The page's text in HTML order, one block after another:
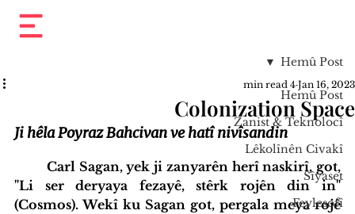
Hemû Post
Zanist & Teknolocî
Lêkolînên Civakî
Sîyaset
Feylesofî
Hemû Post
Colonization Space
Jan 16, 2023
4 min read
Ji hêla Poyraz Bahcivan ve hatî nivîsandin
"Li ser deryaya fezayê, stêrk rojên din in"
(Cosmos). Wekî ku Sagan got, pergala meya rojê